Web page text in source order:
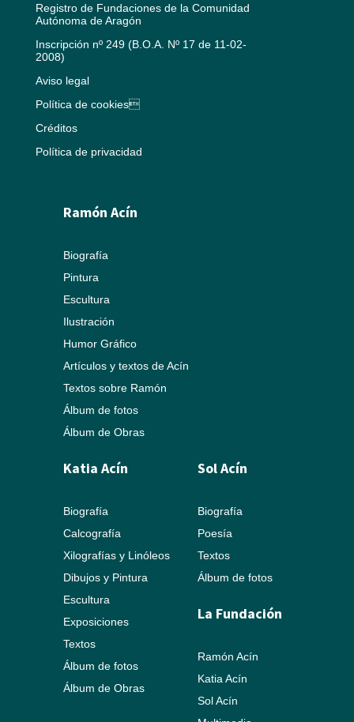
Registro de Fundaciones de la Comunidad
Autónoma de Aragón
Inscripción nº 249 (B.O.A. Nº 17 de 11-02-
2008)
Aviso legal
Política de cookies
Créditos
Política de privacidad
Ramón Acín
Biografía
Pintura
Escultura
Ilustración
Humor Gráfico
Artículos y textos de Acín
Textos sobre Ramón
Álbum de fotos
Álbum de Obras
Katia Acín
Biografía
Calcografía
Xilografías y Linóleos
Dibujos y Pintura
Escultura
Exposiciones
Textos
Álbum de fotos
Álbum de Obras
Sol Acín
Biografía
Poesía
Textos
Álbum de fotos
La Fundación
Ramón Acín
Katia Acín
Sol Acín